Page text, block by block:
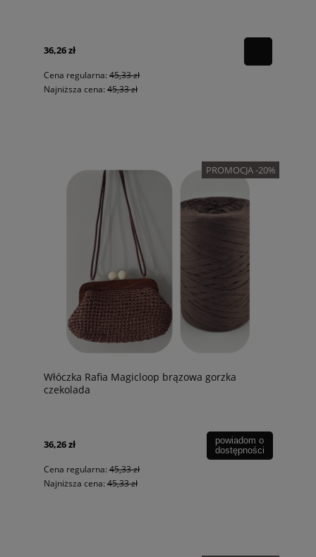
36,26 zł
Cena regularna: 45,33 zł
Najniższa cena: 45,33 zł
PROMOCJA -20%
Włóczka Rafia Magicloop brązowa gorzka
czekolada
36,26 zł
Cena regularna: 45,33 zł
Najniższa cena: 45,33 zł
powiadom o
dostępności